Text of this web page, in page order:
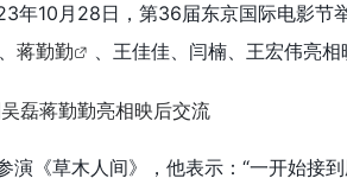
年10月28日，第36届东京国际电影节
、 蒋勤勤 、王佳佳、闫楠、王宏伟亮相
演《草木人间》，他表示：“一开始接